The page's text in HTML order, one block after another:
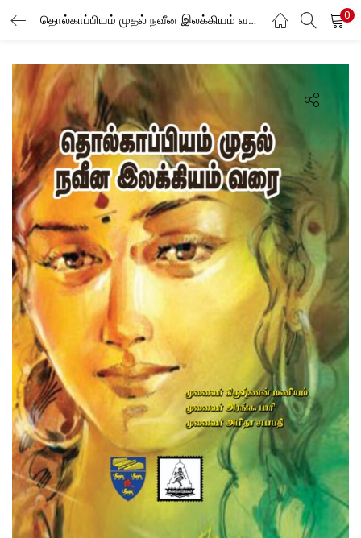
தொல்காப்பியம் முதல் நவீன இலக்கியம் வரை -6 0
LOGIN
Enter your username and password to login.
Remember me
Login
Lost password?